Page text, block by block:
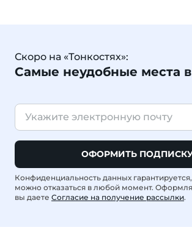
Скоро на «Тонкостях»:
Самые неудобные места
ОФОРМИТЬ
Конфиденциальность данных
можно отказаться в любой момент.
вы даете Согласие на получение рассылки.